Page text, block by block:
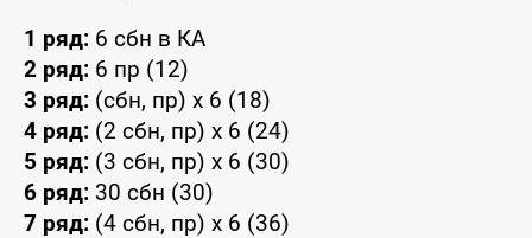
1 ряд: 6 сбн в КА
2 ряд: 6 пр (12)
3 ряд: (сбн, пр) x 6 (18)
4 ряд: (2 сбн, пр) x 6 (24)
5 ряд: (3 сбн, пр) x 6 (30)
6 ряд: 30 сбн (30)
7 ряд: (4 сбн, пр) x 6 (36)